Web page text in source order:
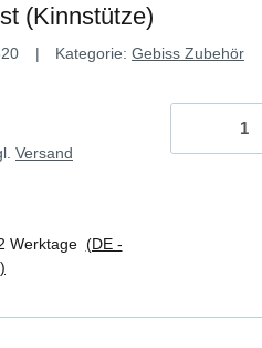
(Kinnstütze)
Kategorie: Gebiss Zubehör
Versand
Werktage (DE -